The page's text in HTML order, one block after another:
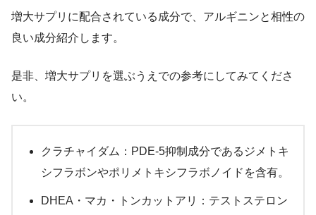
増大サプリに配合されている成分で、アルギニンと相性の
良い成分紹介します。
是非、増大サプリを選ぶうえでの参考にしてみてくださ
い。
クラチャイダム：PDE‑5抑制成分であるジメトキ
シフラボンやポリメトキシフラボノイドを含有。
DHEA・マカ・トンカットアリ：テストステロン